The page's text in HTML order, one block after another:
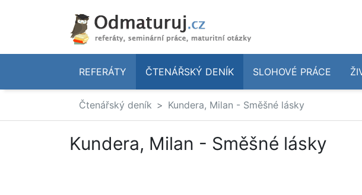
REFERÁTY ČTENÁŘSKÝ DENÍK SLOHOVÉ PRÁCE
Čtenářský deník Kundera, Milan - Směšné lásky
Kundera, Milan - Směšné lásky